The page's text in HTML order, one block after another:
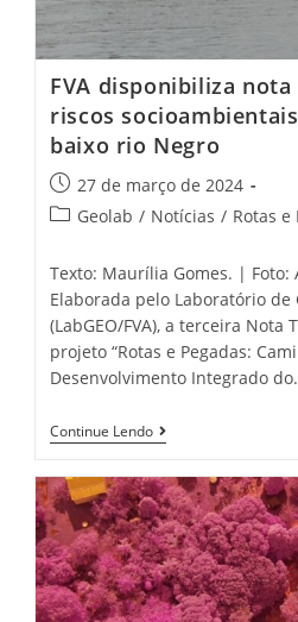
FVA disponibiliza
riscos
baixo rio Negro
27 de março de 2024
Geolab / Notícias / Rotas e
Texto: Maurília Gomes. | Foto:
Elaborada pelo Laboratório de
(LabGEO/FVA), a terceira Nota
projeto “Rotas e Pegadas:
Desenvolvimento Integrado
Continue Lendo